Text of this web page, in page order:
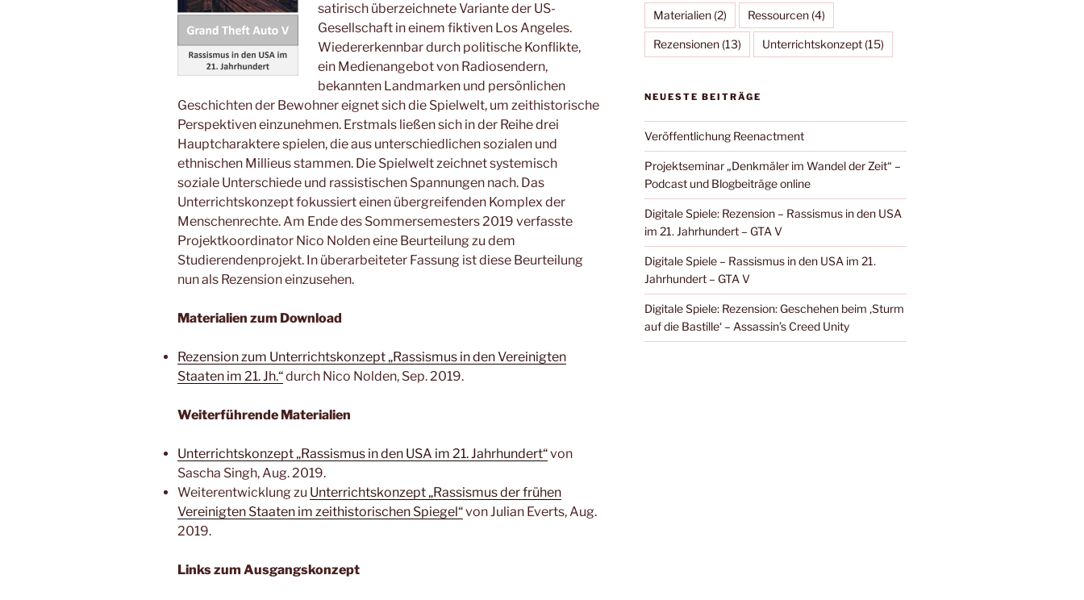
satirisch überzeichnete Variante der US-
Gesellschaft in einem fiktiven Los Angeles.
Wiedererkennbar durch politische Konflikte,
ein Medienangebot von Radiosendern,
bekannten Landmarken und persönlichen
Geschichten der Bewohner eignet sich die Spielwelt, um zeithistorische
Perspektiven einzunehmen. Erstmals ließen sich in der Reihe drei
Hauptcharaktere spielen, die aus unterschiedlichen sozialen und
ethnischen Millieus stammen. Die Spielwelt zeichnet systemisch
soziale Unterschiede und rassistischen Spannungen nach. Das
Unterrichtskonzept fokussiert einen übergreifenden Komplex der
Menschenrechte. Am Ende des Sommersemesters 2019 verfasste
Projektkoordinator Nico Nolden eine Beurteilung zu dem
Studierendenprojekt. In überarbeiteter Fassung ist diese Beurteilung
nun als Rezension einzusehen.
Materialien zum Download
Rezension zum Unterrichtskonzept „Rassismus in den Vereinigten
Staaten im 21. Jh.“durch Nico Nolden, Sep. 2019.
Weiterführende Materialien
Unterrichtskonzept „Rassismus in den USA im 21. Jahrhundert“von
Sascha Singh, Aug. 2019.
Weiterentwicklung zu Unterrichtskonzept „Rassismus der frühen
Vereinigten Staaten im zeithistorischen Spiegel“von Julian Everts, Aug.
2019.
Links zum Ausgangskonzept
Materialien(2) Ressourcen(4)
Rezensionen(13) Unterrichtskonzept(15)
NEUESTE BEITRÄGE
Veröffentlichung Reenactment
Projektseminar „Denkmäler im Wandel der Zeit“ –
Podcast und Blogbeiträge online
Digitale Spiele: Rezension – Rassismus in den USA
im 21. Jahrhundert – GTA V
Digitale Spiele – Rassismus in den USA im 21.
Jahrhundert – GTA V
Digitale Spiele: Rezension: Geschehen beim ‚Sturm
auf die Bastille‘ – Assassin’s Creed Unity